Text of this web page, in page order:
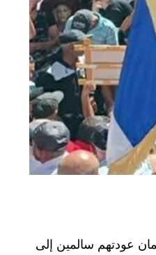
عودتهم سالمين إلى